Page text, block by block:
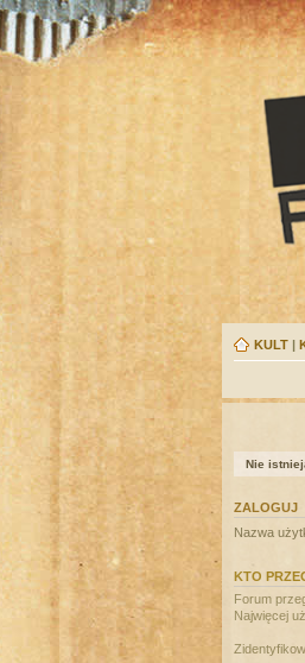
KULT |
Nie
ZALOGUJ
Nazwa
KTO
Forum
Najwięcej